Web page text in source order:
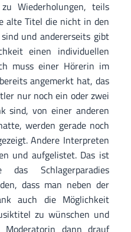
Wiederholungen, teils
alte Titel die nicht in den
und andererseits gibt
einen individuellen
muss einer Hörerin im
angemerkt hat, das
nur noch ein oder zwei
sind, von einer anderen
werden gerade noch
Andere Interpreten
und aufgelistet. Das ist
Schlagerparadies
dass man neben der
auch die Möglichkeit
zu wünschen und
dann drauf